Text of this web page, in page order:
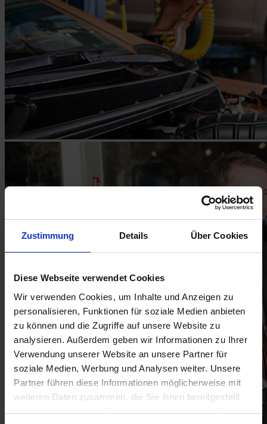
Zustimmung Details Über Cookies
Diese Webseite verwendet Cookies
Wir verwenden Cookies, um Inhalte und Anzeigen zu
personalisieren, Funktionen für soziale Medien anbieten
zu können und die Zugriffe auf unsere Website zu
analysieren. Außerdem geben wir Informationen zu Ihrer
Verwendung unserer Website an unsere Partner für
soziale Medien, Werbung und Analysen weiter. Unsere
Partner führen diese Informationen möglicherweise mit
weiteren Daten zusammen, die Sie ihnen bereitgestellt
haben oder die sie im Rahmen Ihrer Nutzung der Dienste